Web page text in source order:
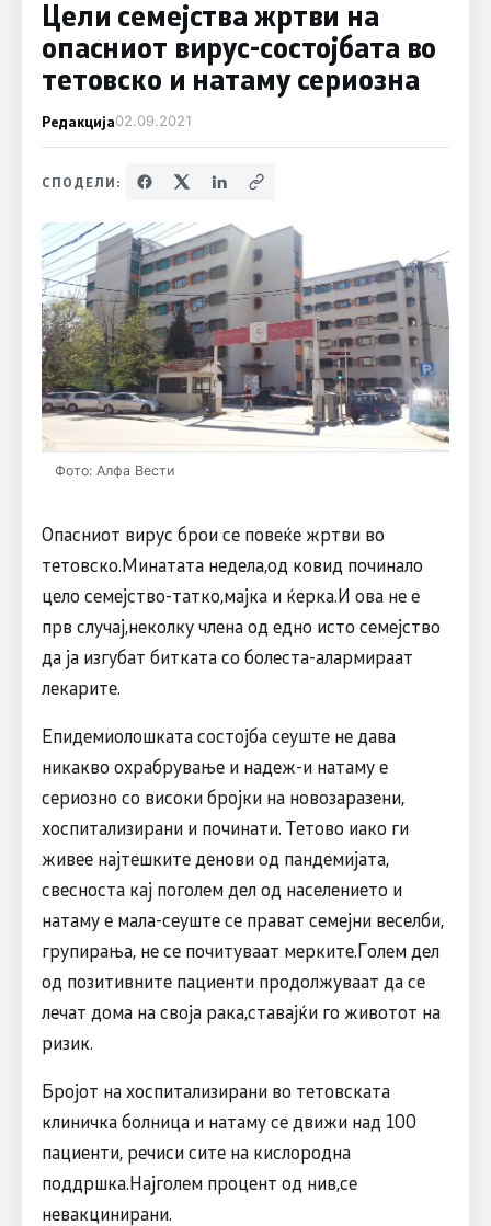
Цели семејства жртви на
опасниот вирус-состојбата во
тетовско и натаму сериозна
Редакција02.09.2021
СПОДЕЛИ:
Фото: Алфа Вести
Опасниот вирус брои се повеќе жртви во
тетовско.Минатата недела,од ковид починало
цело семејство-татко,мајка и ќерка.И ова не е
прв случај,неколку члена од едно исто семејство
да ја изгубат битката со болеста-алармираат
лекарите.
Епидемиолошката состојба сеуште не дава
никакво охрабрување и надеж-и натаму е
сериозно со високи бројки на новозаразени,
хоспитализирани и починати. Тетово иако ги
живее најтешките денови од пандемијата,
свесноста кај поголем дел од населението и
натаму е мала-сеуште се прават семејни веселби,
групирања, не се почитуваат мерките.Голем дел
од позитивните пациенти продолжуваат да се
лечат дома на своја рака,ставајќи го животот на
ризик.
Бројот на хоспитализирани во тетовската
клиничка болница и натаму се движи над 100
пациенти, речиси сите на кислородна
поддршка.Најголем процент од нив,се
невакцинирани.